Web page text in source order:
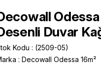
Duvar
Kodu
(2509-05)
: Decowall Odessa 16m²